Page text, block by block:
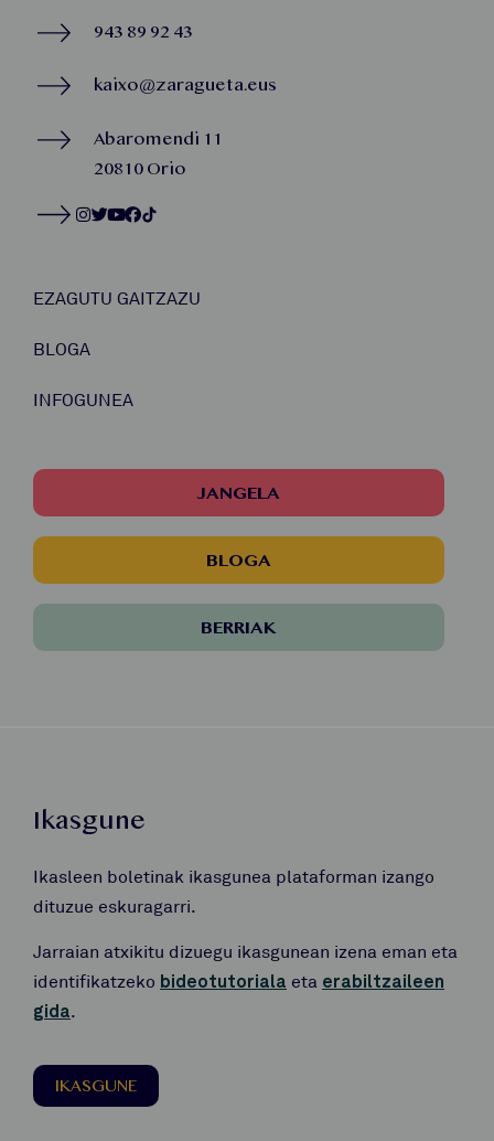
943 89 92 43
kaixo@zaragueta.eus
Abaromendi 11
20810 Orio
EZAGUTU GAITZAZU
BLOGA
INFOGUNEA
JANGELA
BLOGA
BERRIAK
Ikasgune
Ikasleen boletinak ikasgunea plataforman izango
dituzue eskuragarri.
Jarraian atxikitu dizuegu ikasgunean izena eman eta
identifikatzeko bideotutoriala eta erabiltzaileen
gida.
IKASGUNE